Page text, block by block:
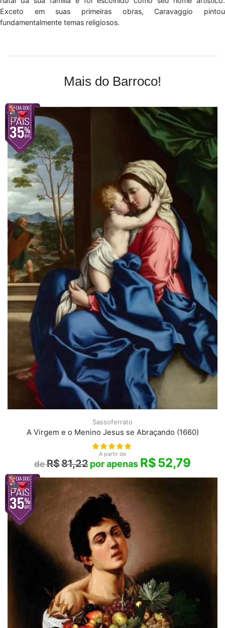
Exceto em suas primeiras obras, Caravaggio pintou
fundamentalmente temas religiosos.
Mais do Barroco!
Sassoferrato
A Virgem e o Menino Jesus se Abraçando (1660)
A partir de
R$81,22 R$52,79